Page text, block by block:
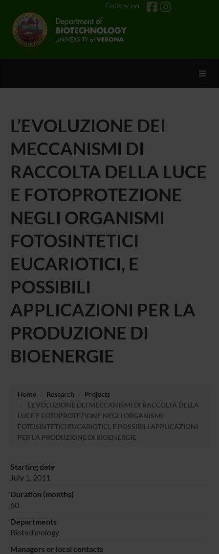
Follow on
L’EVOLUZIONE DEI
MECCANISMI DI
RACCOLTA DELLA LUCE
E FOTOPROTEZIONE
NEGLI ORGANISMI
FOTOSINTETICI
EUCARIOTICI, E
POSSIBILI
APPLICAZIONI PER LA
PRODUZIONE DI
BIOENERGIE
Home Research
Projects
L’EVOLUZIONE DEI MECCANISMI DI RACCOLTA DELLA
LUCE E FOTOPROTEZIONE NEGLI ORGANISMI
FOTOSINTETICI EUCARIOTICI, E POSSIBILI APPLICAZIONI
PER LA PRODUZIONE DI BIOENERGIE
Starting date
July 1, 2011
Duration (months)
60
Departments
Biotechnology
Managers or local contacts